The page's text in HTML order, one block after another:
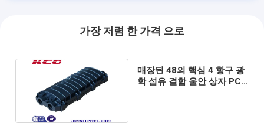
가장 저렴 한 가격 으로
매장된 48의 핵심 4 항구 광
학 섬유 결합 울안 상자 PC